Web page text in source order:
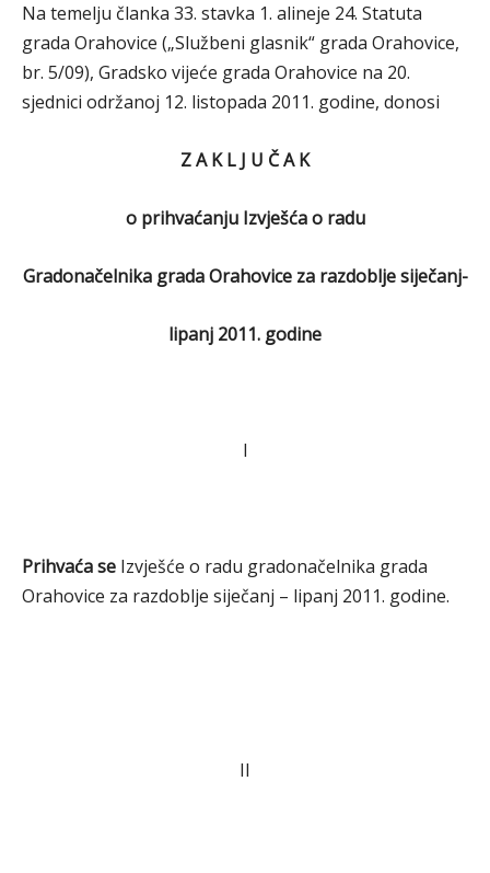
Na temelju članka 33. stavka 1. alineje 24. Statuta
grada Orahovice („Službeni glasnik“ grada Orahovice,
br. 5/09), Gradsko vijeće grada Orahovice na 20.
sjednici održanoj 12. listopada 2011. godine, donosi
Z A K L J U Č A K
o prihvaćanju Izvješća o radu
Gradonačelnika grada Orahovice za razdoblje siječanj-
lipanj 2011. godine
I
Prihvaća se Izvješće o radu gradonačelnika grada
Orahovice za razdoblje siječanj – lipanj 2011. godine.
II